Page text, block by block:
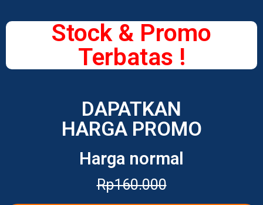
Stock & Promo
Terbatas !
DAPATKAN
HARGA PROMO
Harga normal
Rp160.000